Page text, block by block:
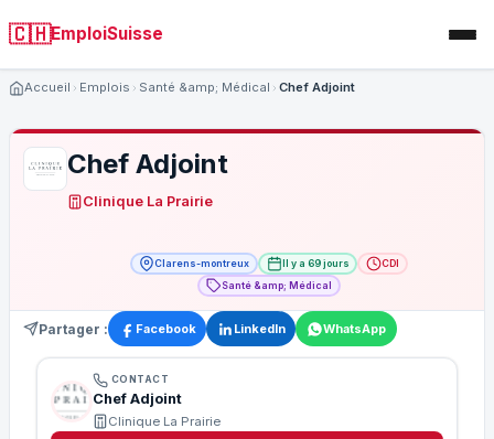
🇨🇭EmploiSuisse
Accueil Emplois Santé &amp; Médical Chef Adjoint
Chef Adjoint
Clinique La Prairie
Clarens-montreux Il y a 69 jours
CDI
Santé &amp; Médical
Partager : Facebook LinkedIn WhatsApp
CONTACT
Chef Adjoint
Clinique La Prairie